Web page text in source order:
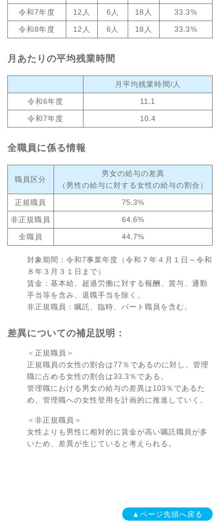
令和7年度 12人 6人 18人 33.3%
令和8年度 12人 6人 18人 33.3%
月あたりの平均残業時間
月平均残業時間/人
令和6年度 11.1
令和7年度 10.4
全職員に係る情報
職員区分
男女の給与の差異
（男性の給与に対する女性の給与の割合）
正規職員 75.3%
非正規職員 64.6%
全職員 44.7%
対象期間：令和7事業年度（令和７年４月１日～令和
８年３月３１日まで）
賃金：基本給、超過労働に対する報酬、賞与、通勤
手当等を含み、退職手当を除く。
非正規職員：嘱託、臨時、パート職員を含む。
差異についての補足説明：
＜正規職員＞
正規職員の女性の割合は77％であるのに対し、管理
職に占める女性の割合は33.3％である。
管理職における男女の給与の差異は103％であるた
め、管理職への女性登用を計画的に推進していく。
＜非正規職員＞
女性よりも男性に相対的に賃金が高い嘱託職員が多
いため、差異が生じていると考えられる。
▲ページ先頭へ戻る